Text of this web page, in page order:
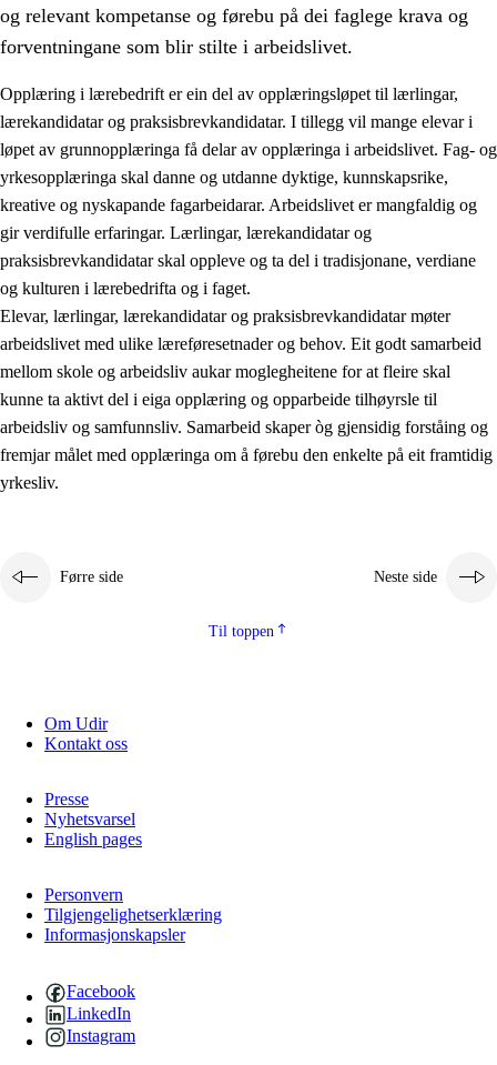
3. Prinsipp for praksisen i skolen
3.1 Eit inkluderande læringsmiljø
3.2 Undervisning og tilpassa opplæring
3.3 Samarbeid mellom heim og skole
og relevant kompetanse og førebu på dei faglege krava og
forventningane som blir stilte i arbeidslivet.
Opplæring i lærebedrift er ein del av opplæringsløpet til lærlingar,
lærekandidatar og praksisbrevkandidatar. I tillegg vil mange elevar i
løpet av grunnopplæringa få delar av opplæringa i arbeidslivet. Fag- og
yrkesopplæringa skal danne og utdanne dyktige, kunnskapsrike,
kreative og nyskapande fagarbeidarar. Arbeidslivet er mangfaldig og
gir verdifulle erfaringar. Lærlingar, lærekandidatar og
praksisbrevkandidatar skal oppleve og ta del i tradisjonane, verdiane
og kulturen i lærebedrifta og i faget.
Elevar, lærlingar, lærekandidatar og praksisbrevkandidatar møter
arbeidslivet med ulike læreføresetnader og behov. Eit godt samarbeid
mellom skole og arbeidsliv aukar moglegheitene for at fleire skal
kunne ta aktivt del i eiga opplæring og opparbeide tilhøyrsle til
arbeidsliv og samfunnsliv. Samarbeid skaper òg gjensidig forståing og
fremjar målet med opplæringa om å førebu den enkelte på eit framtidig
yrkesliv.
Førre side Neste side
Til toppen
Om Udir
Kontakt oss
Presse
Nyhetsvarsel
English pages
Personvern
Tilgjengelighetserklæring
Informasjonskapsler
Facebook
LinkedIn
Instagram